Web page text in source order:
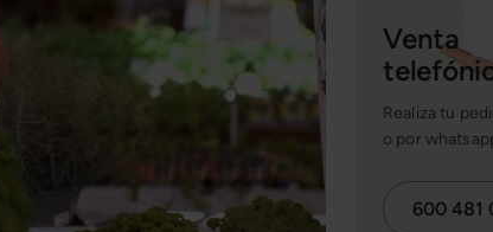
Venta
Realiza tu
o por
600 481